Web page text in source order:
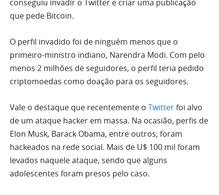
conseguiu invadir o Twitter e criar uma publicação
que pede Bitcoin.
O perfil invadido foi de ninguém menos que o
primeiro-ministro indiano, Narendra Modi. Com pelo
menos 2 milhões de seguidores, o perfil teria pedido
criptomoedas como doação para os seguidores.
Vale o destaque que recentemente o Twitterfoi alvo
de um ataque hacker em massa. Na ocasião, perfis de
Elon Musk, Barack Obama, entre outros, foram
hackeados na rede social. Mais de U$ 100 mil foram
levados naquele ataque, sendo que alguns
adolescentes foram presos pelo caso.